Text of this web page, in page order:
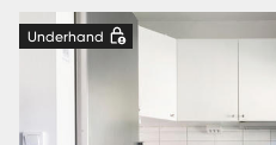
Underhand